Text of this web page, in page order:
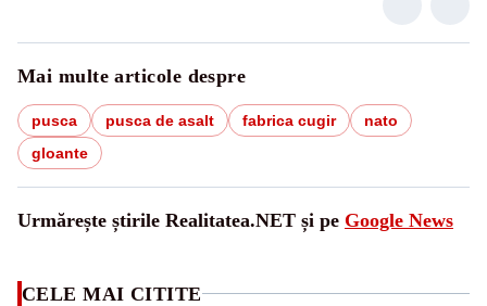
Mai multe articole despre
pusca pusca de asalt fabrica cugir
nato
gloante
Urmărește știrile Realitatea.NET și pe Google News
CELE MAI CITITE